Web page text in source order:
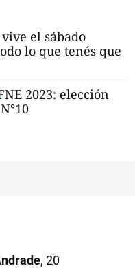
vive el sábado
lo que tenés que
2023: elección
, 20